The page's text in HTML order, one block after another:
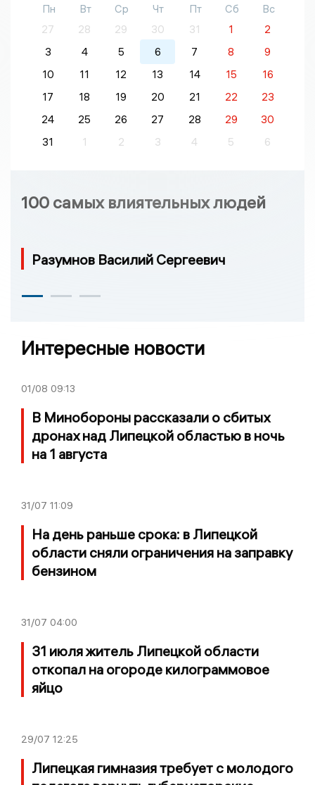
Пн Вт Ср Чт Пт Сб
Вс
27
28 29 30 31 1
2
3
4 5 6 7 8
9
10
11 12 13 14 15
16
17
18 19 20 21 22
23
24
25 26 27 28 29
30
31
1 2 3 4 5 6
100 самых влиятельных людей
Разумнов Василий Сергеевич
Интересные новости
01/08 09:13
В Минобороны рассказали о сбитых
дронах над Липецкой областью в ночь
на 1 августа
31/07 11:09
На день раньше срока: в Липецкой
области сняли ограничения на заправку
бензином
31/07 04:00
31 июля житель Липецкой области
откопал на огороде килограммовое
яйцо
29/07 12:25
Липецкая гимназия требует с молодого